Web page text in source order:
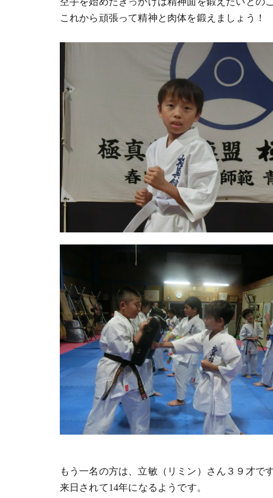
これから頑張って精神と肉体を鍛えましょう！
もう一名の方は、立敏（リミン）さん３９才です
来日されて14年になるようです。